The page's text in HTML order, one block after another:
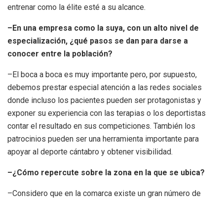
entrenar como la élite esté a su alcance.
–En una empresa como la suya, con un alto nivel de
especialización, ¿qué pasos se dan para darse a
conocer entre la población?
–El boca a boca es muy importante pero, por supuesto,
debemos prestar especial atención a las redes sociales
donde incluso los pacientes pueden ser protagonistas y
exponer su experiencia con las terapias o los deportistas
contar el resultado en sus competiciones. También los
patrocinios pueden ser una herramienta importante para
apoyar al deporte cántabro y obtener visibilidad.
–¿Cómo repercute sobre la zona en la que se ubica?
–Considero que en la comarca existe un gran número de